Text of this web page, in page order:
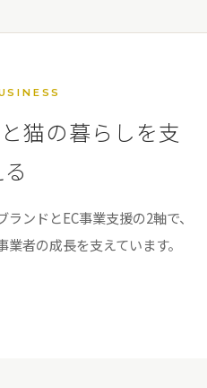
猫の暮らしを支
ンドとEC事業支援の2軸で、
者の成長を支えています。